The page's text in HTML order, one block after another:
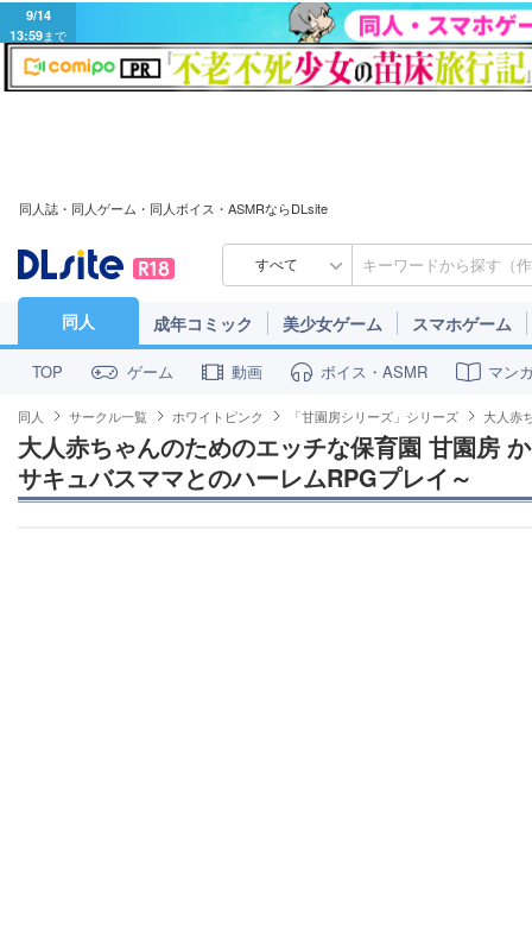
9/14
13:59まで
同人誌・同人ゲーム・同人ボイス・ASMRならDLsite
すべて
同人 成年コミック 美少女ゲーム スマホゲーム
TOP ゲーム 動画 ボイス・ASMR マン
同人 サークル一覧 ホワイトピンク 「甘園房シリーズ」シリーズ 大人赤
大人赤ちゃんのためのエッチな保育園 甘園房
サキュバスママとのハーレムRPGプレイ～